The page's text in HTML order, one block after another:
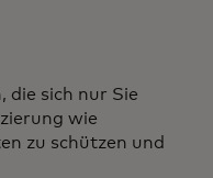
die sich nur Sie
wie
zu schützen und